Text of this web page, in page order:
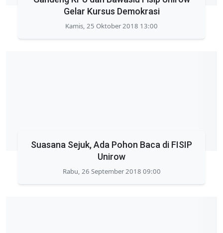
Gelar Kursus Demokrasi
Kamis, 25 Oktober 2018 13:00
Suasana Sejuk, Ada Pohon Baca di FISIP
Unirow
Rabu, 26 September 2018 09:00